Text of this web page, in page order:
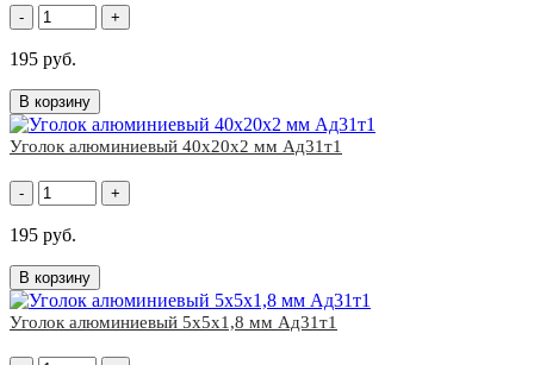
- +
195 руб.
В корзину
Уголок алюминиевый 40x20х2 мм Ад31т1
- +
195 руб.
В корзину
Уголок алюминиевый 5x5х1,8 мм Ад31т1